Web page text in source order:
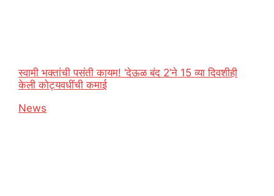
स्वामी भक्तांची पसंती कायम! ‘देऊळ बंद 2’ने 15 व्या दिवशीही
केली कोट्यवधींची कमाई
In relation to
News